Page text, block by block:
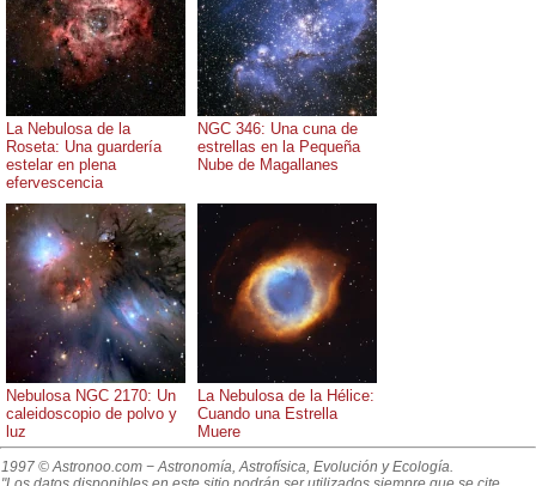
La Nebulosa de la
Roseta: Una guardería
estelar en plena
efervescencia
NGC 346: Una cuna de
estrellas en la Pequeña
Nube de Magallanes
Nebulosa NGC 2170: Un
caleidoscopio de polvo y
luz
La Nebulosa de la Hélice:
Cuando una Estrella
Muere
1997 © Astronoo.com − Astronomía, Astrofísica, Evolución y Ecología.